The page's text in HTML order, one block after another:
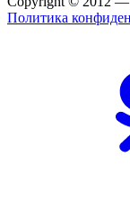
Политика